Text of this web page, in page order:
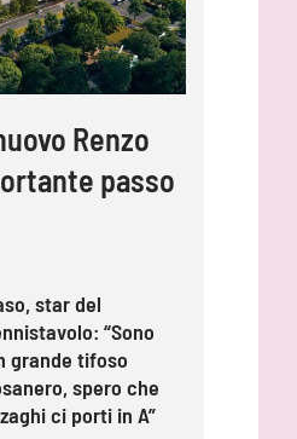
Renzo
passo
star del
“Sono
grande tifoso
spero che
ci porti in A”